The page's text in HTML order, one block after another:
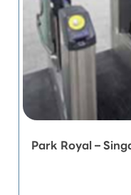
Park Royal –